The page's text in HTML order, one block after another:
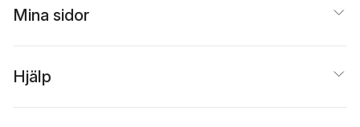
Mina sidor
Hjälp